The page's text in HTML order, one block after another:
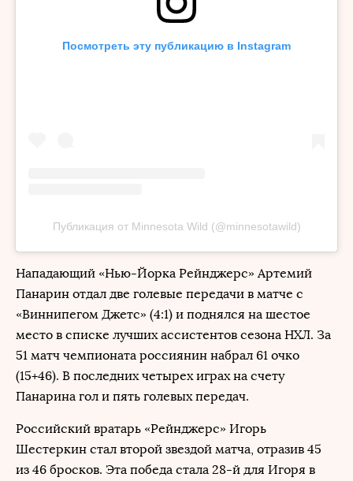
Посмотреть эту публикацию в Instagram
Публикация от Minnesota Wild (@minnesotawild)
Нападающий «Нью-Йорка Рейнджерс» Артемий
Панарин отдал две голевые передачи в матче с
«Виннипегом Джетс» (4:1) и поднялся на шестое
место в списке лучших ассистентов сезона НХЛ. За
51 матч чемпионата россиянин набрал 61 очко
(15+46). В последних четырех играх на счету
Панарина гол и пять голевых передач.
Российский вратарь «Рейнджерс» Игорь
Шестеркин стал второй звездой матча, отразив 45
из 46 бросков. Эта победа стала 28-й для Игоря в